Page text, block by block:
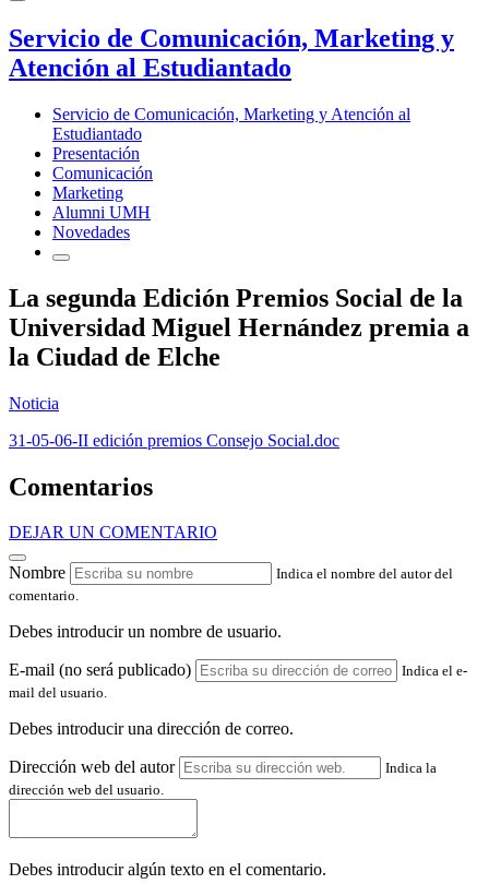
Servicio de Comunicación, Marketing y
Atención al Estudiantado
Servicio de Comunicación, Marketing y Atención al
Estudiantado
Presentación
Comunicación
Marketing
Alumni UMH
Novedades
La segunda Edición Premios Social de la
Universidad Miguel Hernández premia a
la Ciudad de Elche
Noticia
31-05-06-II edición premios Consejo Social.doc
Comentarios
DEJAR UN COMENTARIO
Nombre
Indica el nombre del autor del
comentario.
Debes introducir un nombre de usuario.
E-mail (no será publicado)
Indica el e-
mail del usuario.
Debes introducir una dirección de correo.
Dirección web del autor
Indica la
dirección web del usuario.
Debes introducir algún texto en el comentario.